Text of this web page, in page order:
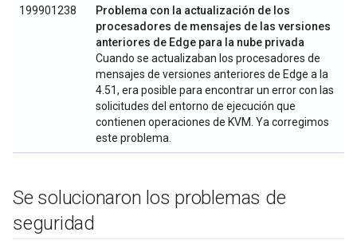
199901238
Problema con la actualización de los
procesadores de mensajes de las versiones
anteriores de Edge para la nube privada
Cuando se actualizaban los procesadores de
mensajes de versiones anteriores de Edge a la
4.51, era posible para encontrar un error con las
solicitudes del entorno de ejecución que
contienen operaciones de KVM. Ya corregimos
este problema.
Se solucionaron los problemas de
seguridad